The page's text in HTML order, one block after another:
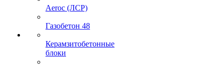
Aeroc (ЛСР)
Газобетон 48
Керамзитобетонные
блоки